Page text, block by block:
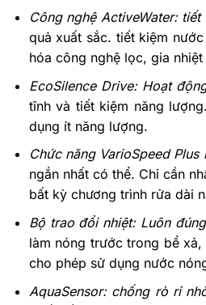
Công nghệ ActiveWater:
quả xuất sắc. tiết kiệm
hóa công nghệ lọc, gia
EcoSilence Drive: Hoạt
tĩnh và tiết kiệm năng
dụng ít năng lượng.
Chức năng VarioSpeed
ngắn nhất có thể. Chỉ cần
bất kỳ chương trình rửa dài
Bộ trao đổi nhiệt: Luôn
làm nóng trước trong bể
cho phép sử dụng nước
AquaSensor: chống rò rỉ